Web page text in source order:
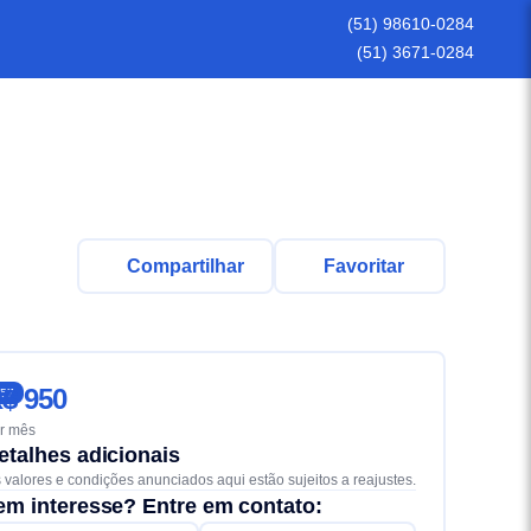
(51) 98610-0284
(51) 3671-0284
Compartilhar Favoritar
950
mês
adicionais
valores e condições anunciados aqui estão sujeitos a reajustes.
interesse? Entre em contato: